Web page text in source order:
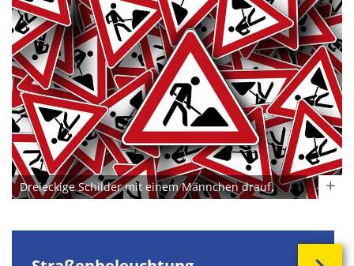
Dreieckige Schilder mit einem Männchen drauf,